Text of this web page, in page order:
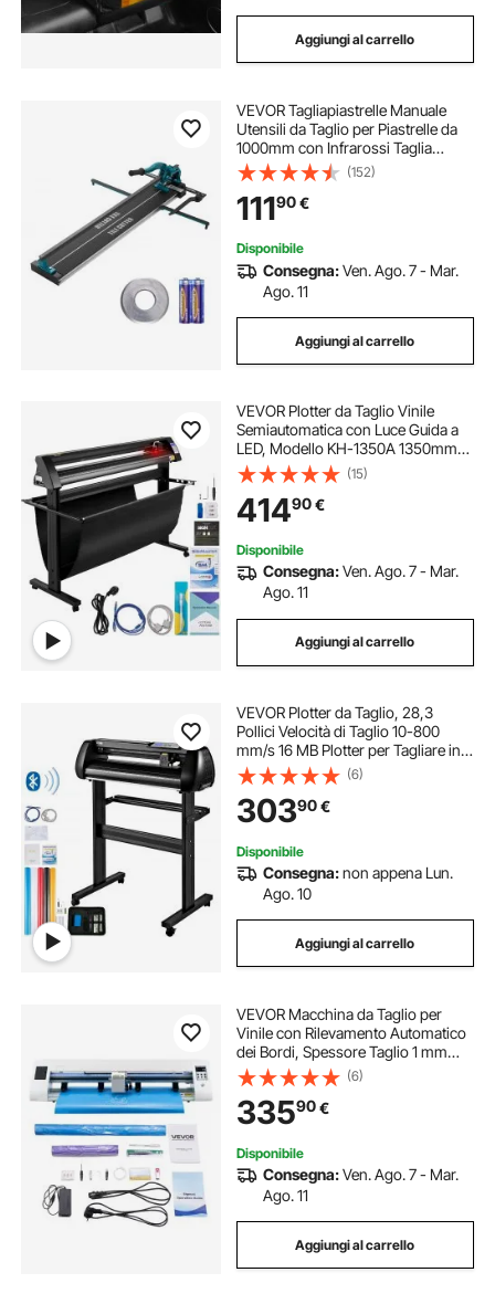
Aggiungi al carrello
VEVOR Tagliapiastrelle Manuale
Utensili da Taglio per Piastrelle da
1000mm con Infrarossi Taglia
Mattonelle a Mano Gres Ceramica
Porcellanata Spessore di Taglio 4-
15mm Larghezza di Taglio Minima
25mm
(152)
11190€
Disponibile
Consegna:Ven. Ago. 7 - Mar.
Ago. 11
Aggiungi al carrello
VEVOR Plotter da Taglio Vinile
Semiautomatica con Luce Guida a
LED, Modello KH-1350A 1350mm
Potenza 95W Taglierina per Plotter
Vinile per Adesivi per Auto, Segnali
Stradali, Palloncini, Caschi, ecc.
(15)
41490€
Disponibile
Consegna:Ven. Ago. 7 - Mar.
Ago. 11
Aggiungi al carrello
VEVOR Plotter da Taglio, 28,3
Pollici Velocità di Taglio 10-800
mm/s 16 MB Plotter per Tagliare in
Vinile con Software per
Pubblicizzare Incisioni, Pellicole per
Lettere a Trasferimento Termico,
ecc.
(6)
30390€
Disponibile
Consegna:non appena Lun.
Ago. 10
Aggiungi al carrello
VEVOR Macchina da Taglio per
Vinile con Rilevamento Automatico
dei Bordi, Spessore Taglio 1 mm
Larghezza max. 720mm, Taglierina
per Vinile con 2 Tipi di Lame per
Creazione Fai da te
(6)
33590€
Disponibile
Consegna:Ven. Ago. 7 - Mar.
Ago. 11
Aggiungi al carrello